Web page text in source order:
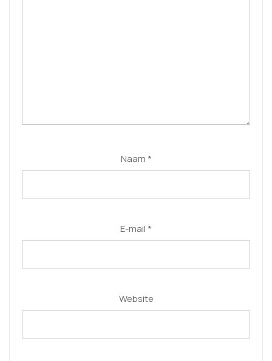
Naam *
E-mail *
Website